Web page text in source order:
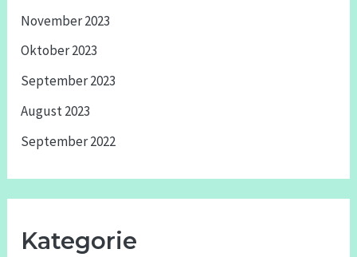
November 2023
Oktober 2023
September 2023
August 2023
September 2022
Kategorie